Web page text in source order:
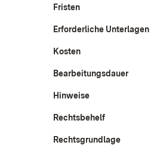
Fristen
Erforderliche Unterlagen
Kosten
Bearbeitungsdauer
Hinweise
Rechtsbehelf
Rechtsgrundlage